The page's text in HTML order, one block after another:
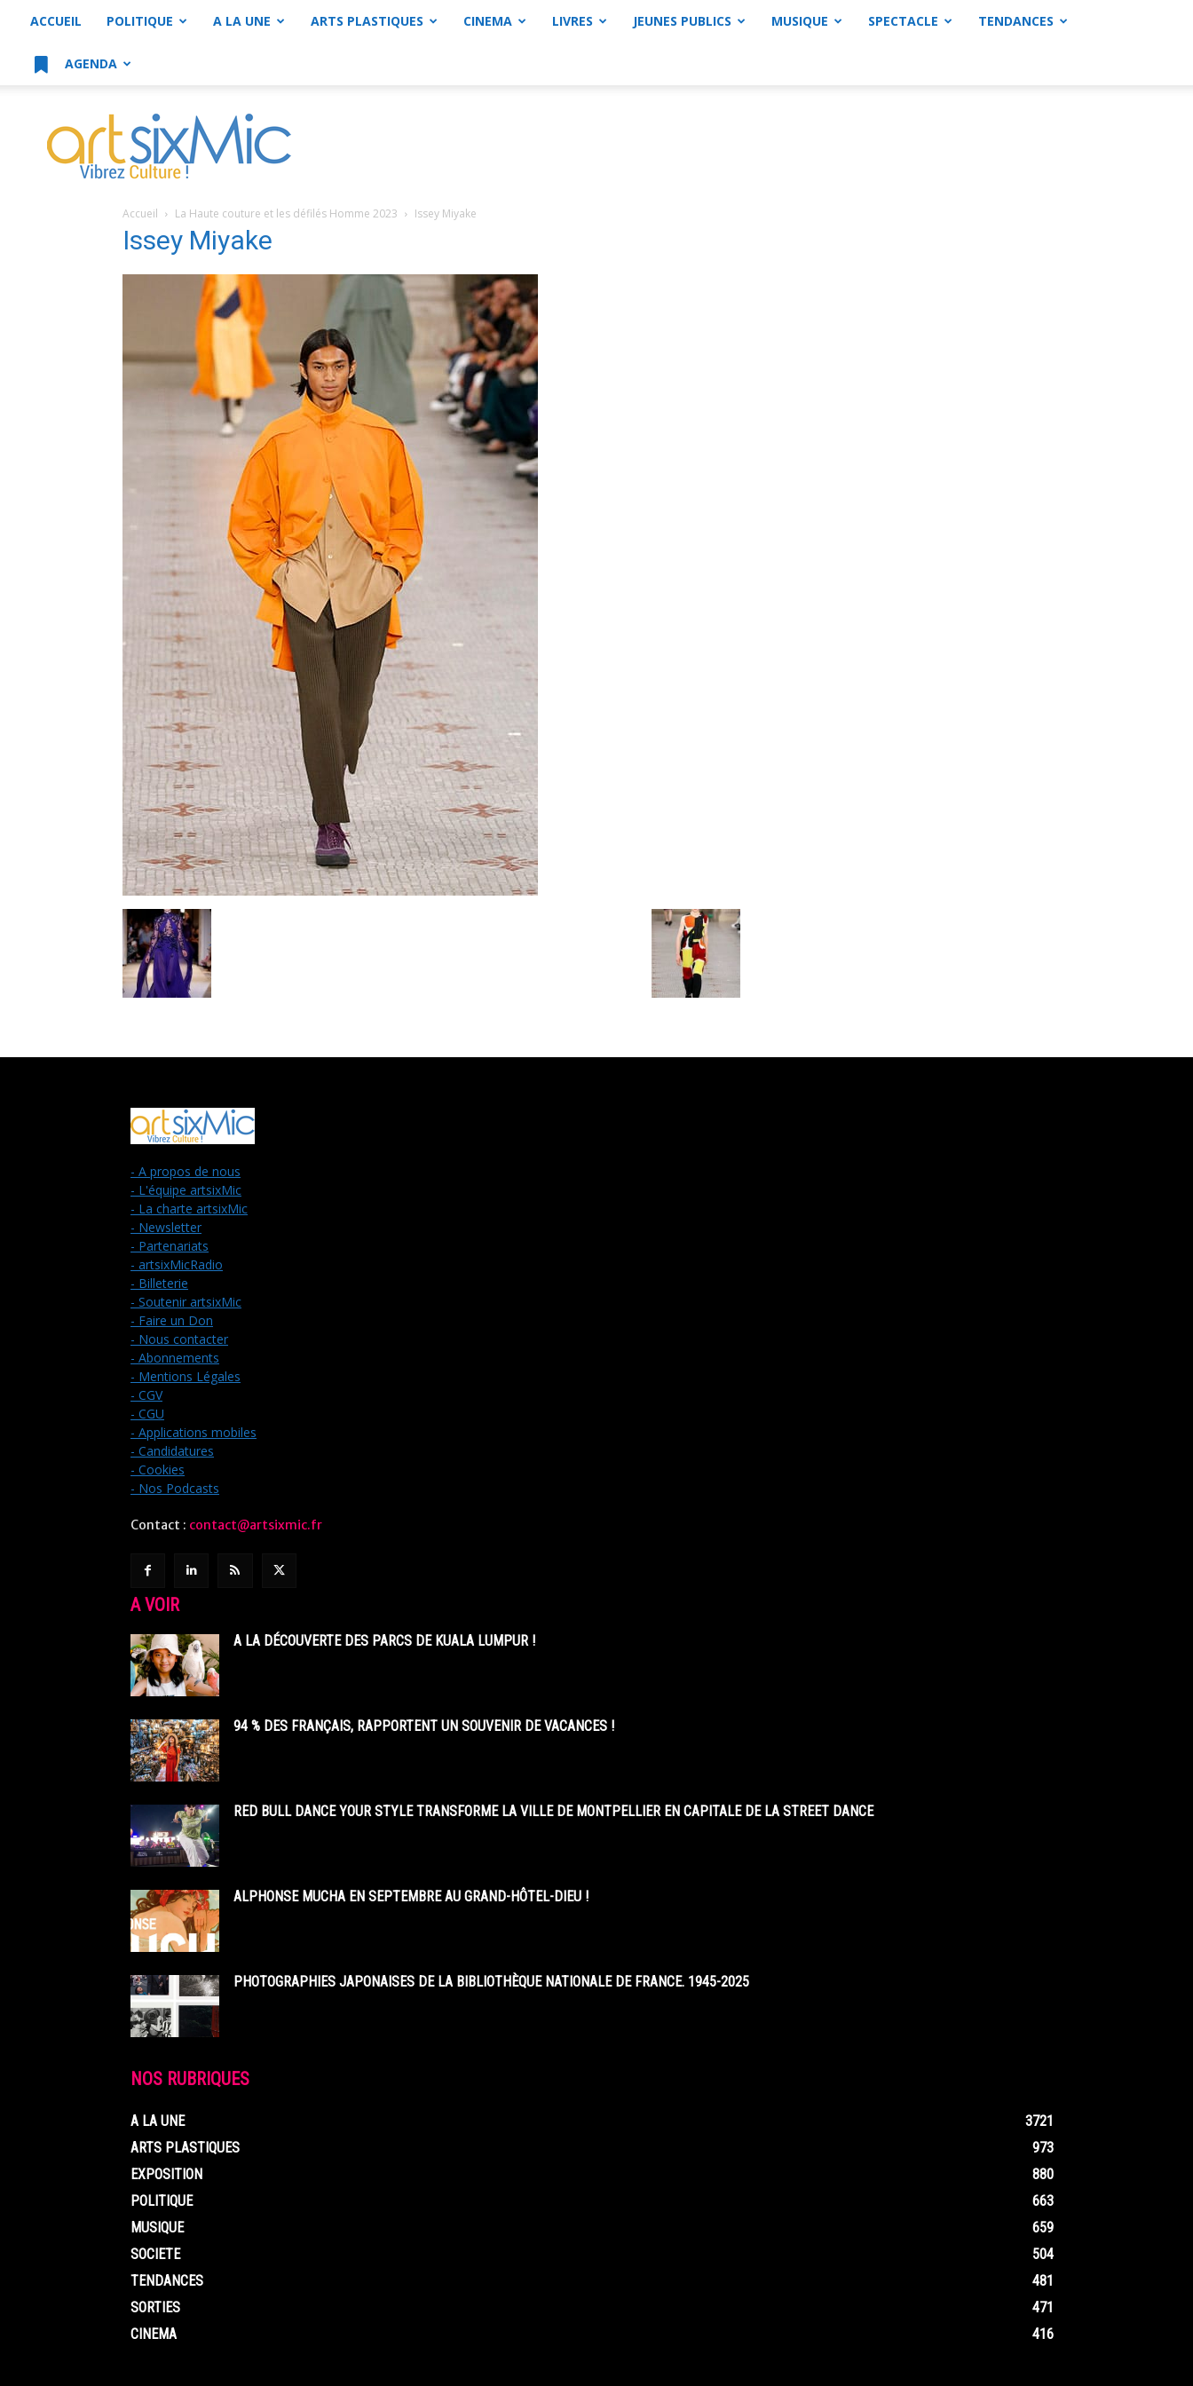
ACCUEIL POLITIQUE A LA UNE ARTS PLASTIQUES CINEMA LIVRES JEUNES PUBLICS MUSIQUE SPECTACLE TENDANCES
AGENDA
artsixMic
Accueil La Haute couture et les défilés Homme 2023 Issey Miyake
Issey Miyake
- A propos de nous
- L'équipe artsixMic
- La charte artsixMic
- Newsletter
- Partenariats
- artsixMicRadio
- Billeterie
- Soutenir artsixMic
- Faire un Don
- Nous contacter
- Abonnements
- Mentions Légales
- CGV
- CGU
- Applications mobiles
- Candidatures
- Cookies
- Nos Podcasts
Contact : contact@artsixmic.fr
A VOIR
A LA DÉCOUVERTE DES PARCS DE KUALA LUMPUR !
94 % DES FRANÇAIS, RAPPORTENT UN SOUVENIR DE VACANCES !
RED BULL DANCE YOUR STYLE TRANSFORME LA VILLE DE MONTPELLIER EN CAPITALE DE LA STREET DANCE
ALPHONSE MUCHA EN SEPTEMBRE AU GRAND-HÔTEL-DIEU !
PHOTOGRAPHIES JAPONAISES DE LA BIBLIOTHÈQUE NATIONALE DE FRANCE. 1945-2025
NOS RUBRIQUES
A LA UNE
3721
ARTS PLASTIQUES
973
EXPOSITION
880
POLITIQUE
663
MUSIQUE
659
SOCIETE
504
TENDANCES
481
SORTIES
471
CINEMA
416